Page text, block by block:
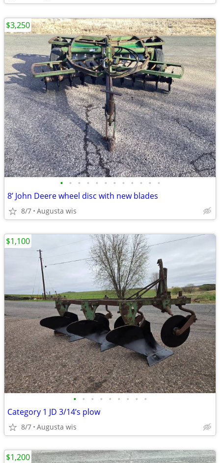
• • • • • • • • • • • •
8’ John Deere wheel disc with new blades
8/7 Augusta wis
$3,250
• • • • • • • • •
Category 1 JD 3/14’s plow
8/7 Augusta wis
$1,100
$1,200